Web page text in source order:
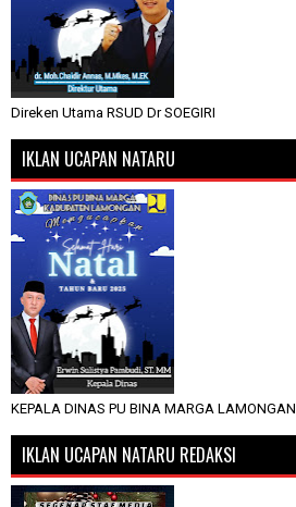
Direken Utama RSUD Dr SOEGIRI
IKLAN UCAPAN NATARU
KEPALA DINAS PU BINA MARGA LAMONGAN
IKLAN UCAPAN NATARU REDAKSI